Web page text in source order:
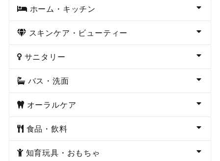
ホーム・キッチン
スキンケア・ビューティー
サニタリー
バス・洗面
オーラルケア
食品・飲料
知育玩具・おもちゃ